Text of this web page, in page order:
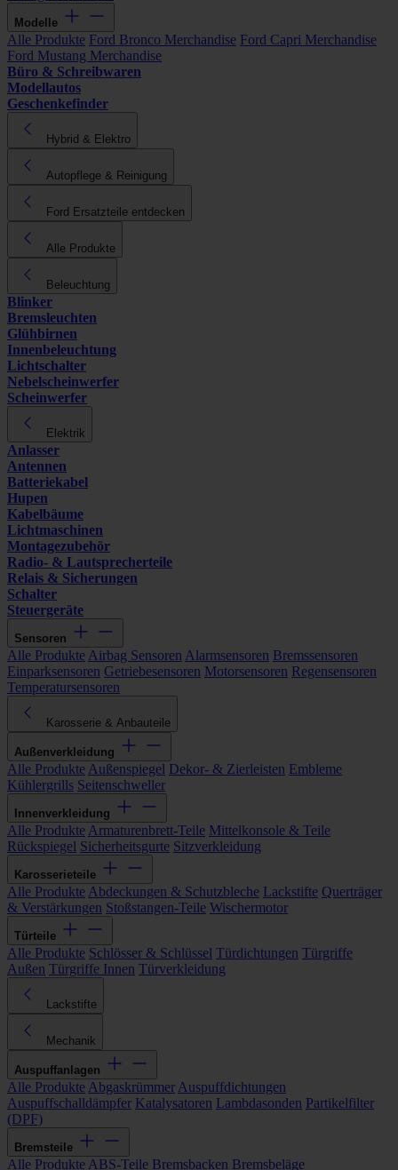
Modelle
Alle Produkte Ford Bronco Merchandise Ford Capri Merchandise
Ford Mustang Merchandise
Büro & Schreibwaren
Modellautos
Geschenkefinder
Hybrid & Elektro
Autopflege & Reinigung
Ford Ersatzteile entdecken
Alle Produkte
Beleuchtung
Blinker
Bremsleuchten
Glühbirnen
Innenbeleuchtung
Lichtschalter
Nebelscheinwerfer
Scheinwerfer
Elektrik
Anlasser
Antennen
Batteriekabel
Hupen
Kabelbäume
Lichtmaschinen
Montagezubehör
Radio- & Lautsprecherteile
Relais & Sicherungen
Schalter
Steuergeräte
Sensoren
Alle Produkte Airbag Sensoren Alarmsensoren Bremssensoren
Einparksensoren Getriebesensoren Motorsensoren Regensensoren
Temperatursensoren
Karosserie & Anbauteile
Außenverkleidung
Alle Produkte Außenspiegel Dekor- & Zierleisten Embleme
Kühlergrills Seitenschweller
Innenverkleidung
Alle Produkte Armaturenbrett-Teile Mittelkonsole & Teile
Rückspiegel Sicherheitsgurte Sitzverkleidung
Karosserieteile
Alle Produkte Abdeckungen & Schutzbleche Lackstifte Querträger
& Verstärkungen Stoßstangen-Teile Wischermotor
Türteile
Alle Produkte Schlösser & Schlüssel Türdichtungen Türgriffe
Außen Türgriffe Innen Türverkleidung
Lackstifte
Mechanik
Auspuffanlagen
Alle Produkte Abgaskrümmer Auspuffdichtungen
Auspuffschalldämpfer Katalysatoren Lambdasonden Partikelfilter
(DPF)
Bremsteile
Alle Produkte ABS-Teile Bremsbacken Bremsbeläge